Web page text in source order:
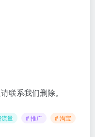
联系我们删除。
流量 # 推广
# 淘宝